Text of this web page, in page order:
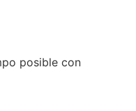
posible con